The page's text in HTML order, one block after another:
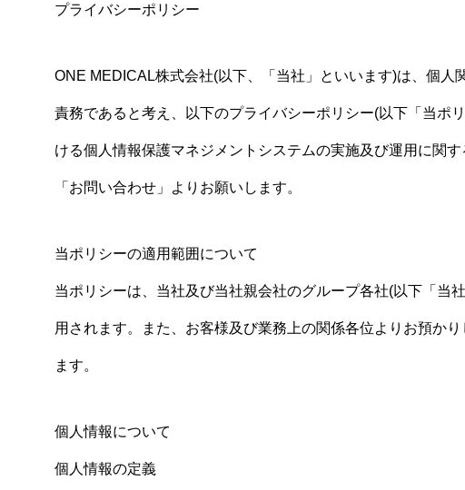
プライバシーポリシー
ONE MEDICAL株式会社(以下、「当社」といいます)は、個人
責務であると考え、以下のプライバシーポリシー(以下「当ポ
ける個人情報保護マネジメントシステムの実施及び運用に関
「お問い合わせ」よりお願いします。
当ポリシーの適用範囲について
当ポリシーは、当社及び当社親会社のグループ各社(以下「当
用されます。また、お客様及び業務上の関係各位よりお預か
ます。
個人情報について
個人情報の定義